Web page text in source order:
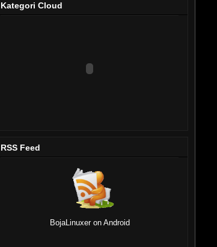
Kategori Cloud
RSS Feed
BojaLinuxer on Android